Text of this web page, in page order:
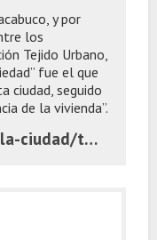
y por
los
Tejido Urbano,
fue el que
ciudad, seguido
de la vivienda”.
https://www.eleco.com.ar/la-ciudad/tandil-esta-decima-en-el-ranking-nacional-de-ciudades-con-mejor-indice-de-habitat-urbano